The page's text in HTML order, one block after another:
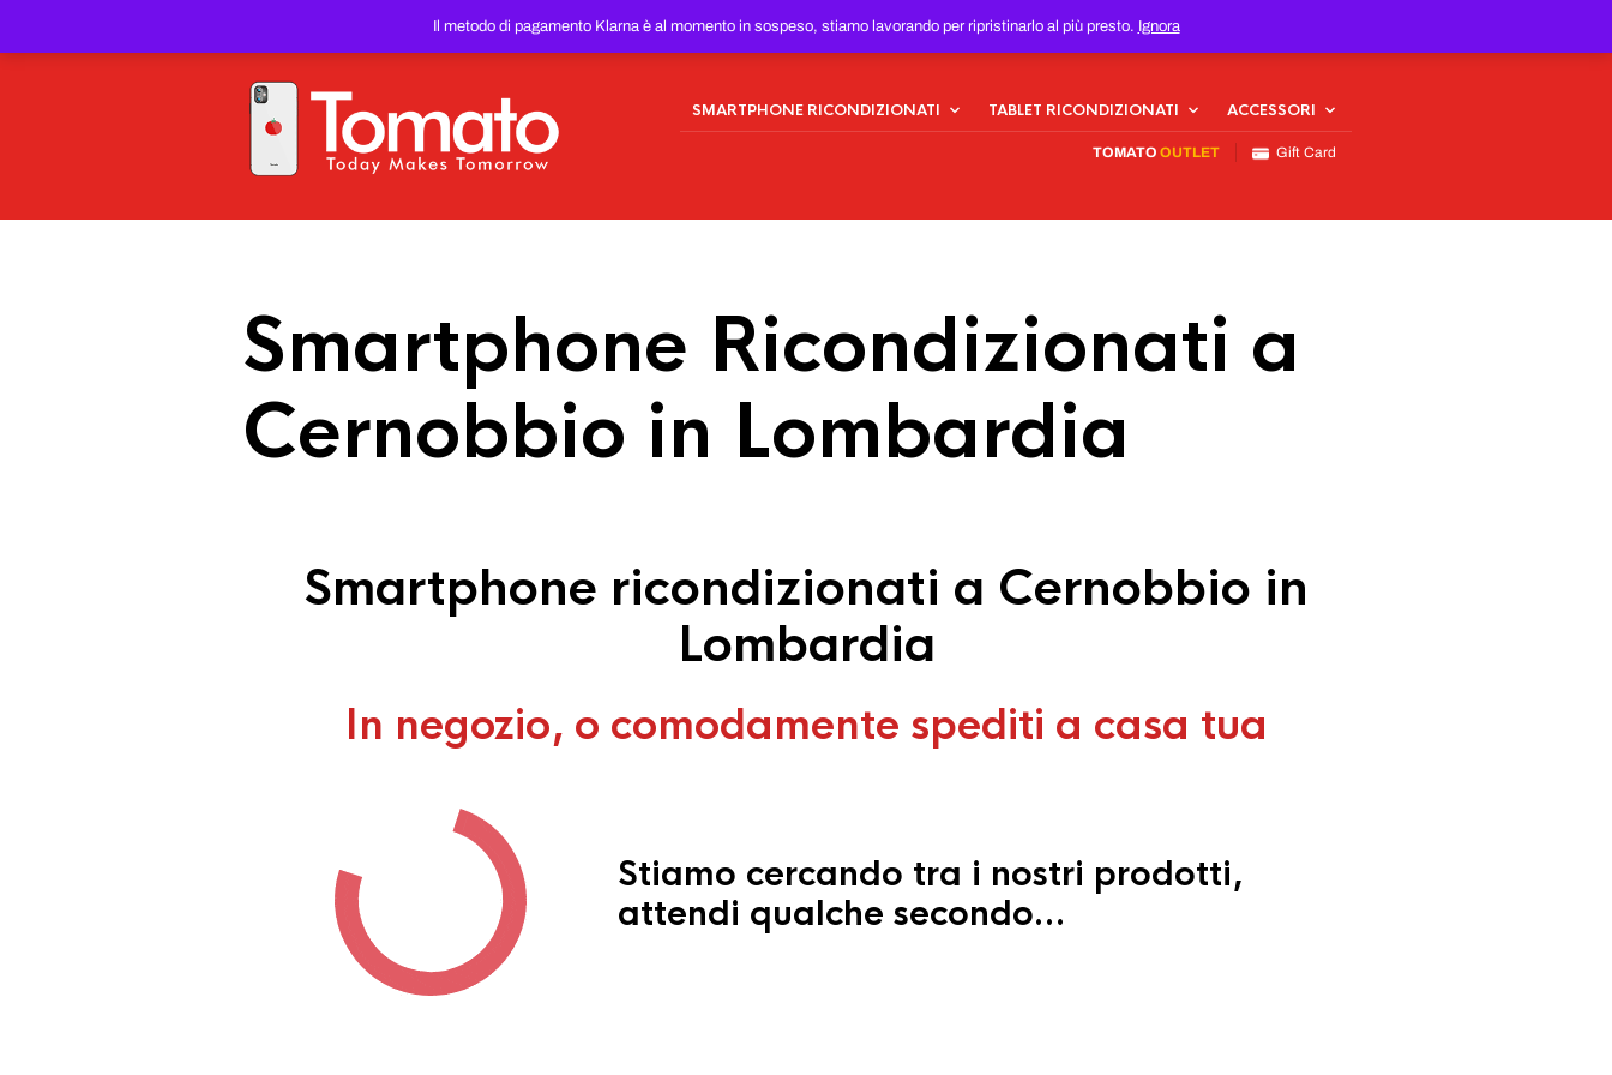
Il metodo di pagamento Klarna è al momento in sospeso, stiamo lavorando per ripristinarlo al più presto. Ignora
PREZZO DEL WEB!
SMARTPHONE RICONDIZIONATI TABLET RICONDIZIONATI ACCESSORI
TOMATO OUTLET Gift Card
Smartphone Ricondizionati a
Cernobbio in Lombardia
Smartphone ricondizionati a Cernobbio in
Lombardia
In negozio, o comodamente spediti a casa tua
Stiamo cercando tra i nostri prodotti,
attendi qualche secondo…